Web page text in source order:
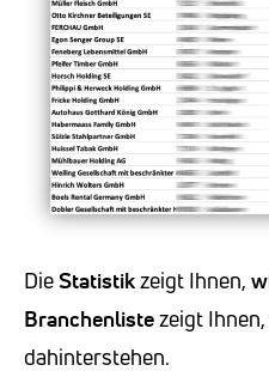
DieStatistikzeigt Ihnen,
Branchenlistezeigt Ihnen,
dahinterstehen.